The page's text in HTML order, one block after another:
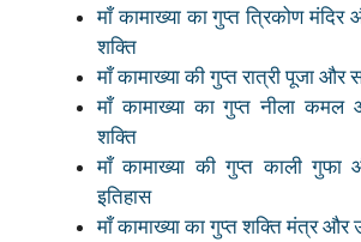
माँ कामाख्या का गुप्त त्रिकोण
शक्ति
माँ कामाख्या की गुप्त रात्री पूजा और
माँ कामाख्या का गुप्त नीला
शक्ति
माँ कामाख्या की गुप्त काली
इतिहास
माँ कामाख्या का गुप्त शक्ति मंत्र और